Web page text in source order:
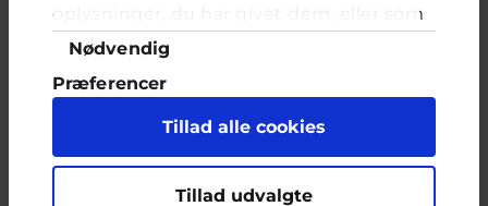
oplysninger, du har givet dem, eller som
de har indsamlet fra din brug af deres
tjenester. Du samtykker til vores cookies,
hvis du fortsætter med at anvende vores
hjemmeside.
Samtykkevalg
Nødvendig
Præferencer
Marketing
Tillad alle cookies
Tillad udvalgte
tanker i ung-til-ung eller bare hænge ud, og læse med. I Cyberhus
kan du være dig selv, og har du brug for en voksen, vil vi gerne lytte